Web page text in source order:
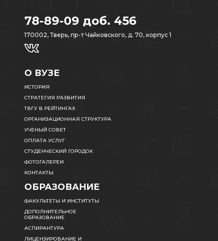
78-89-09 доб. 456
170002, Тверь, пр-т Чайковского, д. 70, корпус 1
О ВУЗЕ
ИСТОРИЯ
СТРАТЕГИЯ РАЗВИТИЯ
ТВГУ В РЕЙТИНГАХ
ОРГАНИЗАЦИОННАЯ СТРУКТУРА
УЧЕНЫЙ СОВЕТ
ОПЛАТА УСЛУГ
СТУДЕНЧЕСКИЙ ГОРОДОК
ФОТОГАЛЕРЕИ
КОНТАКТЫ
ОБРАЗОВАНИЕ
ФАКУЛЬТЕТЫ И ИНСТИТУТЫ
ДОПОЛНИТЕЛЬНОЕ
ОБРАЗОВАНИЕ
АСПИРАНТУРА
ЛИЦЕНЗИРОВАНИЕ И